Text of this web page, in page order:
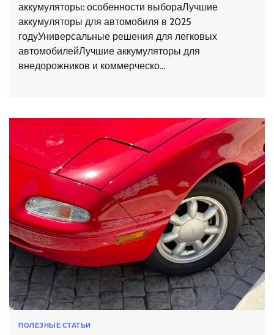
аккумуляторы: особенности выбораЛучшие
аккумуляторы для автомобиля в 2025
годуУниверсальные решения для легковых
автомобилейЛучшие аккумуляторы для
внедорожников и коммерческо…
ПОЛЕЗНЫЕ СТАТЬИ